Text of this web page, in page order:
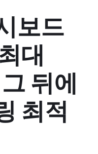
보드
대
뒤에
최적